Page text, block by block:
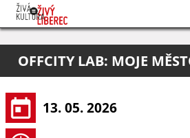
O projektu
Pořadatelé
OFFCITY LAB: MOJE
13. 05. 2026